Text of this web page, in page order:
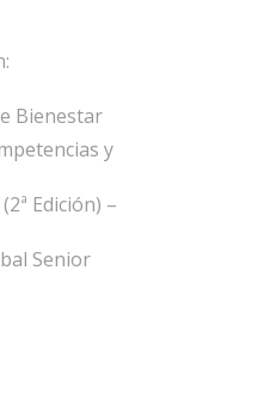
Bienestar
y
Edición) –
Senior